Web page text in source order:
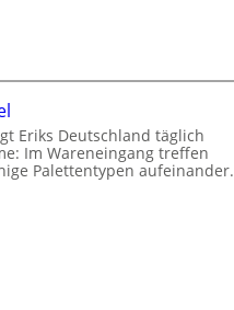
Eriks Deutschland täglich
Im Wareneingang treffen
Palettentypen aufeinander.